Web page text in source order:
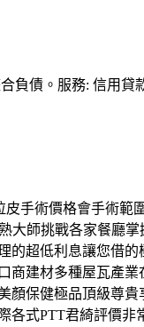
債。服務: 信用貸
手術價格會手術範
師挑戰各家餐廳
的超低利息讓您借
建材多種屋瓦產
保健極品頂級尊
式PTT君綺評價非